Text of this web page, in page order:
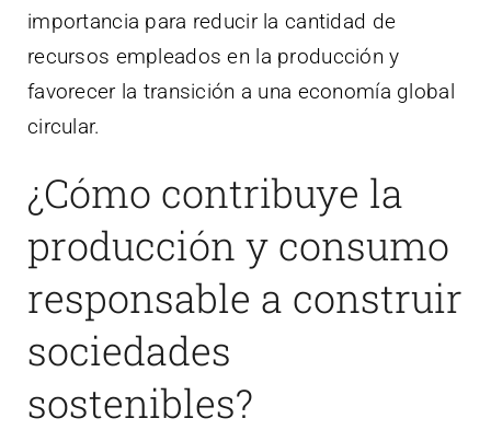
importancia para reducir la cantidad de
recursos empleados en la producción y
favorecer la transición a una economía global
circular.
¿Cómo contribuye la
producción y consumo
responsable a construir
sociedades
sostenibles?